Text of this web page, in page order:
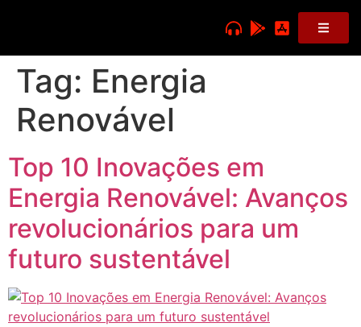
Tag: Energia
Renovável
Top 10 Inovações em
Energia Renovável: Avanços
revolucionários para um
futuro sustentável